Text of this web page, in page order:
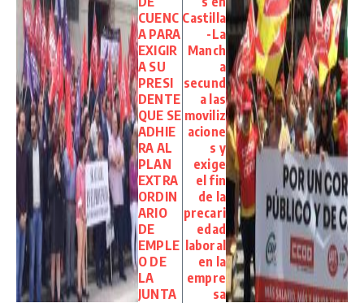
CUENC
A PARA
EXIGIR
A SU
PRESI
DENTE
QUE SE
ADHIE
RA AL
PLAN
EXTRA
ORDIN
ARIO
DE
EMPLE
O DE
LA
JUNTA
Castilla
-La
Manch
a
secund
a las
moviliz
acione
s y
exige
el fin
de la
precari
edad
laboral
en la
empre
sa